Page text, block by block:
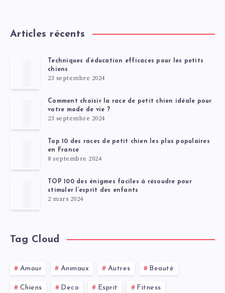
Articles récents
Techniques d’éducation efficaces pour les petits
chiens
23 septembre 2024
Comment choisir la race de petit chien idéale pour
votre mode de vie ?
23 septembre 2024
Top 10 des races de petit chien les plus populaires
en France
8 septembre 2024
TOP 100 des énigmes faciles à résoudre pour
stimuler l’esprit des enfants
2 mars 2024
Tag Cloud
Amour Animaux Autres Beauté
Chiens Deco Esprit Fitness